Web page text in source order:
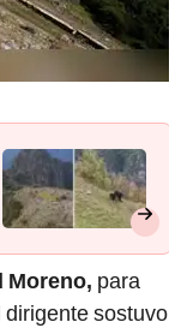
Moreno, para
dirigente sostuvo